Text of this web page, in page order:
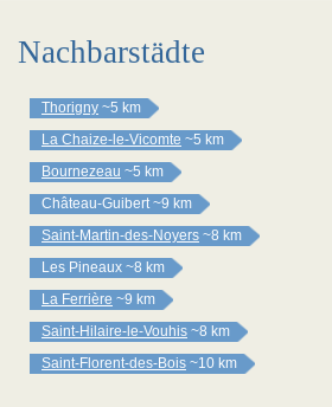
Nachbarstädte
Thorigny ~5 km
La Chaize-le-Vicomte ~5 km
Bournezeau ~5 km
Château-Guibert ~9 km
Saint-Martin-des-Noyers ~8 km
Les Pineaux ~8 km
La Ferrière ~9 km
Saint-Hilaire-le-Vouhis ~8 km
Saint-Florent-des-Bois ~10 km